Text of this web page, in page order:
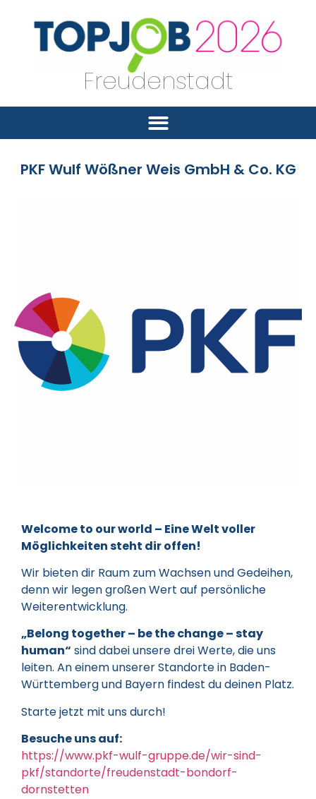
Freudenstadt
PKF Wulf Wößner Weis GmbH & Co. KG
Welcome to our world – Eine Welt voller
Möglichkeiten steht dir offen!
Wir bieten dir Raum zum Wachsen und Gedeihen,
denn wir legen großen Wert auf persönliche
Weiterentwicklung.
„Belong together – be the change – stay
human“ sind dabei unsere drei Werte, die uns
leiten. An einem unserer Standorte in Baden-
Württemberg und Bayern findest du deinen Platz.
Starte jetzt mit uns durch!
Besuche uns auf:
https://www.pkf-wulf-gruppe.de/wir-sind-
pkf/standorte/freudenstadt-bondorf-
dornstetten